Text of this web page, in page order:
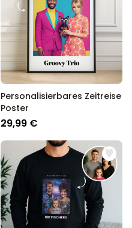
Personalisierbares Zeitreise
Poster
29,99 €